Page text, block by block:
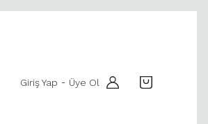
Giriş Yap - Üye Ol